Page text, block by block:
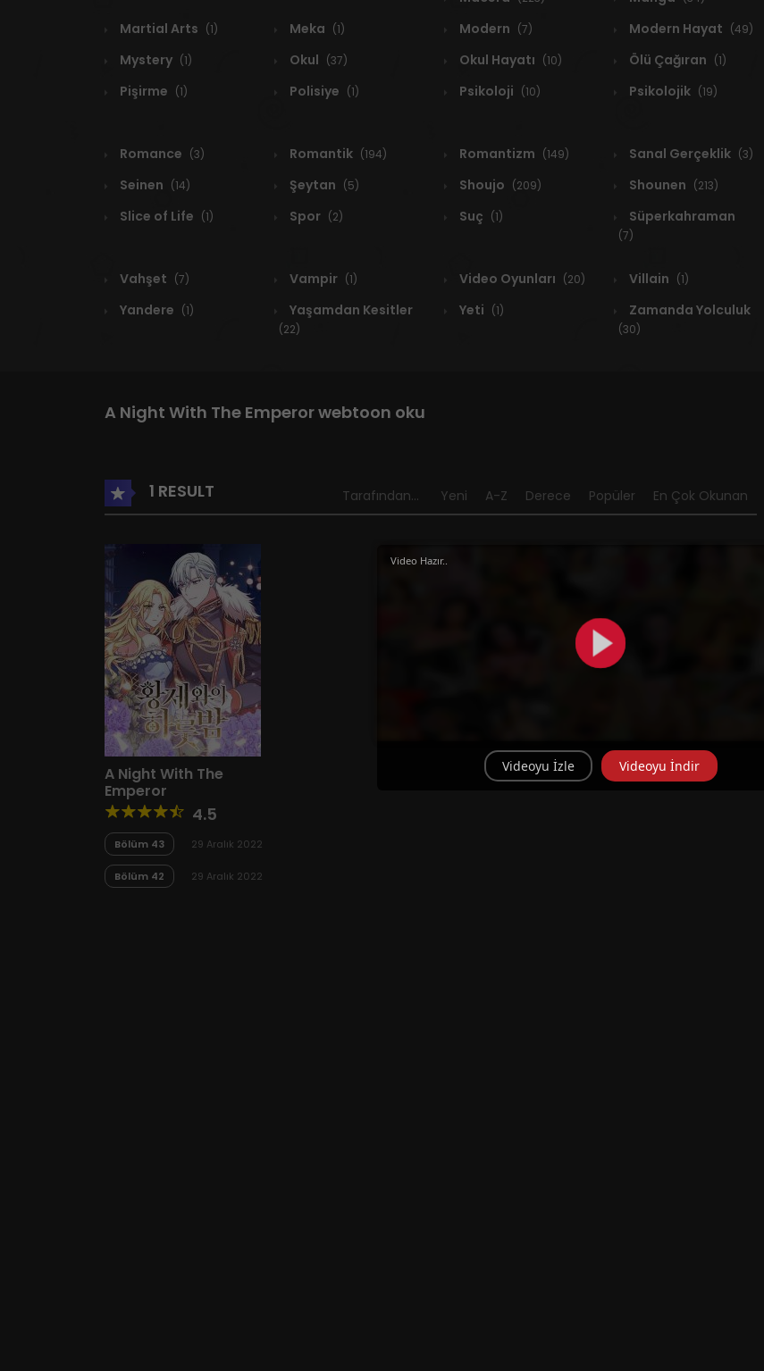
Martial Arts (1) Meka (1) Modern (7) Modern Hayat (49)
Mystery (1) Okul (37) Okul Hayatı (10) Ölü Çağıran (1)
Pişirme (1) Polisiye (1) Psikoloji (10) Psikolojik (19)
Romance (3) Romantik (194) Romantizm (149) Sanal Gerçeklik (3)
Seinen (14) Şeytan (5) Shoujo (209) Shounen (213)
Slice of Life (1) Spor (2) Suç (1) Süperkahraman
(7)
Vahşet (7) Vampir (1) Video Oyunları (20) Villain (1)
Yandere (1) Yaşamdan Kesitler
(22)
Yeti (1) Zamanda Yolculuk
(30)
A Night With The Emperor webtoon oku
1 RESULT Tarafından... Yeni A-Z Derece Popüler En Çok Okunan
A Night With The
Emperor
4.5
Bölüm 43 29 Aralık 2022
Bölüm 42 29 Aralık 2022
Video Hazır..
Videoyu İzle Videoyu İndir